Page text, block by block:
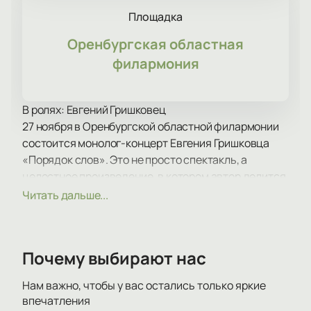
Площадка
Оренбургская областная
филармония
В ролях: Евгений Гришковец
27 ноября в Оренбургской областной филармонии
состоится монолог-концерт Евгения Гришковца
«Порядок слов». Это не просто спектакль, а
своими размышлениями и наблюдениями о
программа будет не менее впечатляющей. В
миниатюр и отрывков разных лет, «Порядок слов»
Читать дальше...
Почему выбирают нас
Нам важно, чтобы у вас остались только яркие
впечатления